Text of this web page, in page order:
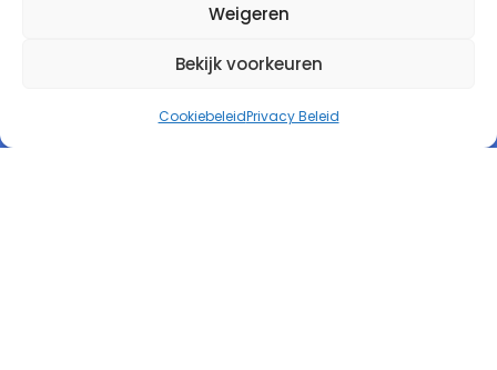
Weigeren
Bekijk voorkeuren
CookiebeleidPrivacy Beleid
Informatie
Product
Tarieven